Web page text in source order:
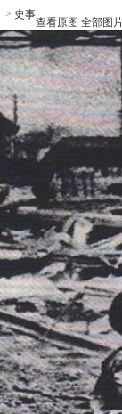
> 史事
查看原图 全部图